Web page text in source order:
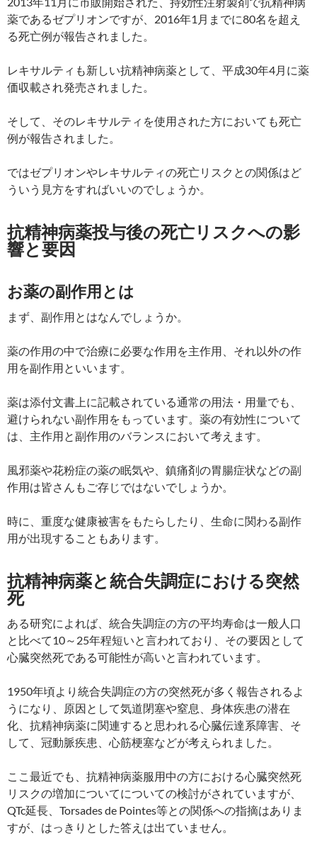
薬であるゼプリオンですが、2016年1月までに80名を超え
る死亡例が報告されました。
レキサルティも新しい抗精神病薬として、平成30年4月に薬
価収載され発売されました。
そして、そのレキサルティを使用された方においても死亡
例が報告されました。
ではゼプリオンやレキサルティの死亡リスクとの関係はど
ういう見方をすればいいのでしょうか。
抗精神病薬投与後の死亡リスクへの影
響と要因
お薬の副作用とは
まず、副作用とはなんでしょうか。
薬の作用の中で治療に必要な作用を主作用、それ以外の作
用を副作用といいます。
薬は添付文書上に記載されている通常の用法・用量でも、
避けられない副作用をもっています。薬の有効性について
は、主作用と副作用のバランスにおいて考えます。
風邪薬や花粉症の薬の眠気や、鎮痛剤の胃腸症状などの副
作用は皆さんもご存じではないでしょうか。
時に、重度な健康被害をもたらしたり、生命に関わる副作
用が出現することもあります。
抗精神病薬と統合失調症における突然
死
ある研究によれば、統合失調症の方の平均寿命は一般人口
と比べて10～25年程短いと言われており、その要因として
心臓突然死である可能性が高いと言われています。
1950年頃より統合失調症の方の突然死が多く報告されるよ
うになり、原因として気道閉塞や窒息、身体疾患の潜在
化、抗精神病薬に関連すると思われる心臓伝達系障害、そ
して、冠動脈疾患、心筋梗塞などが考えられました。
ここ最近でも、抗精神病薬服用中の方における心臓突然死
リスクの増加についてについての検討がされていますが、
QTc延長、Torsades de Pointes等との関係への指摘はありま
すが、はっきりとした答えは出ていません。